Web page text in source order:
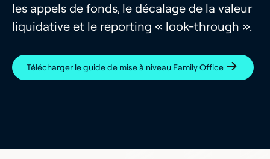
les appels de fonds, le décalage de la valeur
liquidative et le reporting « look-through ».
Télécharger le guide de mise à niveau Family Office